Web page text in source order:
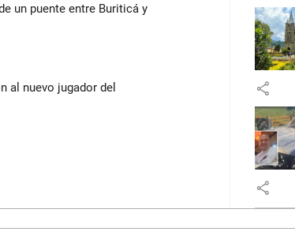
un puente entre Buriticá y
al nuevo jugador del
share
share